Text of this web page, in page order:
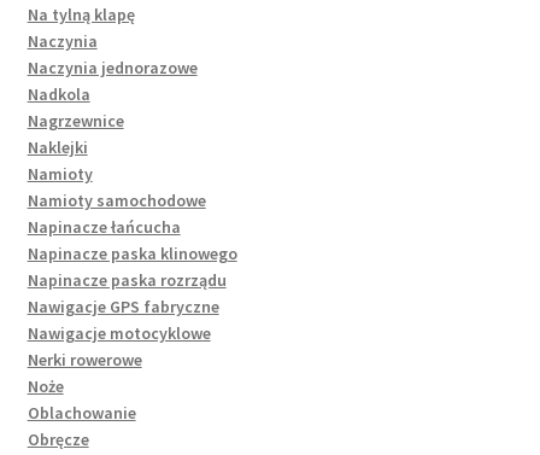
Na tylną klapę
Naczynia
Naczynia jednorazowe
Nadkola
Nagrzewnice
Naklejki
Namioty
Namioty samochodowe
Napinacze łańcucha
Napinacze paska klinowego
Napinacze paska rozrządu
Nawigacje GPS fabryczne
Nawigacje motocyklowe
Nerki rowerowe
Noże
Oblachowanie
Obręcze